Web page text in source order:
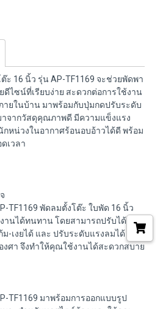
ะ 16 นิ้ว รุ่น AP-TF1169 จะช่วยพัดพา
ไซน์ที่เรียบง่าย สะดวกต่อการใช้งาน
ายในบ้าน มาพร้อมกับปุ่มกดปรับระดับ
จากวัสดุคุณภาพดี มีความแข็งแรง
หน่วงในอากาศร้อนอบอ้าวได้ดี พร้อม
เวลา
TF1169 พัดลมตั้งโต๊ะ ใบพัด 16 นิ้ว
านได้ทนทาน โดยสามารถปรับได้
-เงยได้ และ ปรับระดับแรงลมได้ 3
งศา จึงทำให้คุณใช้งานได้สะดวกสบาย
TF1169 มาพร้อมการออกแบบรูป